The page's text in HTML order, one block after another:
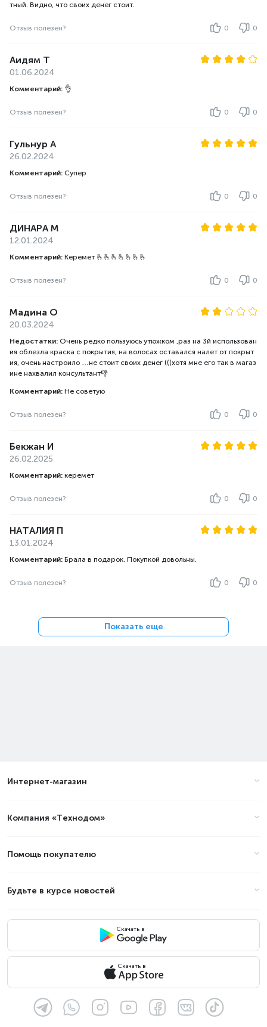
тный. Видно, что своих денег стоит.
Отзыв полезен? 0 0
Аидям Т
01.06.2024
Комментарий: 👌
Отзыв полезен? 0 0
Гульнур А
26.02.2024
Комментарий: Супер
Отзыв полезен? 0 0
ДИНАРА М
12.01.2024
Комментарий: Керемет 🫰🫰🫰🫰🫰🫰🫰
Отзыв полезен? 0 0
Мадина О
20.03.2024
Недостатки: Очень редко пользуюсь утюжком ,раз на 3й использован
ия облезла краска с покрытия, на волосах оставался налет от покрыт
ия, очень настроило …не стоит своих денег (((хотя мне его так в магаз
ине нахвалил консультант👎
Комментарий: Не советую
Отзыв полезен? 0 0
Бекжан И
26.02.2025
Комментарий: керемет
Отзыв полезен? 0 0
НАТАЛИЯ П
13.01.2024
Комментарий: Брала в подарок. Покупкой довольны.
Отзыв полезен? 0 0
Показать еще
Интернет-магазин
Компания «Технодом»
Помощь покупателю
Будьте в курсе новостей
Скачать в
Скачать в